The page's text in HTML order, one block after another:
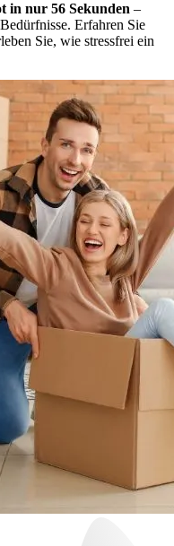
in nur 56 Sekunden –
Erfahren Sie
Sie, wie stressfrei ein